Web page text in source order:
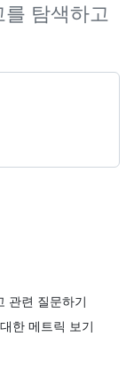
탐색하고
관련 질문하기
한 메트릭 보기